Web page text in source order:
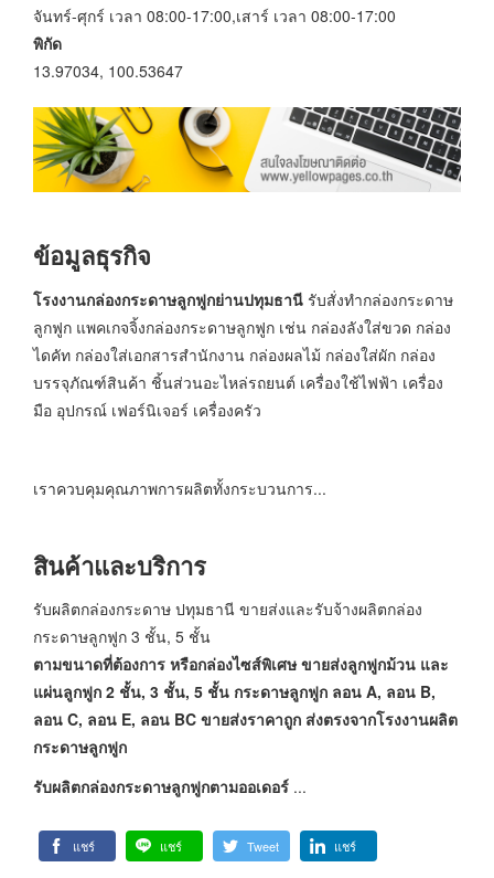
จันทร์-ศุกร์ เวลา 08:00-17:00,เสาร์ เวลา 08:00-17:00
พิกัด
13.97034, 100.53647
ข้อมูลธุรกิจ
โรงงานกล่องกระดาษลูกฟูกย่านปทุมธานี รับสั่งทำกล่องกระดาษ
ลูกฟูก แพคเกจจิ้งกล่องกระดาษลูกฟูก เช่น กล่องลังใส่ขวด กล่อง
ไดคัท กล่องใส่เอกสารสำนักงาน กล่องผลไม้ กล่องใส่ผัก กล่อง
บรรจุภัณฑ์สินค้า ชิ้นส่วนอะไหล่รถยนต์ เครื่องใช้ไฟฟ้า เครื่อง
มือ อุปกรณ์ เฟอร์นิเจอร์ เครื่องครัว
เราควบคุมคุณภาพการผลิตทั้งกระบวนการ...
สินค้าและบริการ
รับผลิตกล่องกระดาษ ปทุมธานี ขายส่งและรับจ้างผลิตกล่อง
กระดาษลูกฟูก 3 ชั้น, 5 ชั้น
ตามขนาดที่ต้องการ หรือกล่องไซส์พิเศษ ขายส่งลูกฟูกม้วน และ
แผ่นลูกฟูก 2 ชั้น, 3 ชั้น, 5 ชั้น กระดาษลูกฟูก ลอน A, ลอน B,
ลอน C, ลอน E, ลอน BC ขายส่งราคาถูก ส่งตรงจากโรงงานผลิต
กระดาษลูกฟูก
รับผลิตกล่องกระดาษลูกฟูกตามออเดอร์ ...
แชร์ แชร์ Tweet แชร์